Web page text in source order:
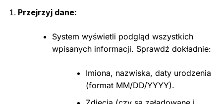
Przejrzyj dane:
System wyświetli podgląd wszystkich
wpisanych informacji. Sprawdź dokładnie:
Imiona, nazwiska, daty urodzenia
(format MM/DD/YYYY).